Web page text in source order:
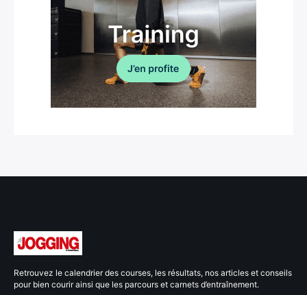
Retrouvez le calendrier des courses, les résultats, nos articles et conseils
pour bien courir ainsi que les parcours et carnets d’entraînement.